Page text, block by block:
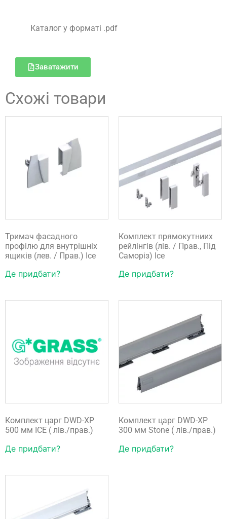
Каталог у форматі .pdf
Заватажити
Схожі товари
Тримач фасадного
профілю для внутрішніх
ящиків (лев. / Прав.) Ice
Де придбати?
Комплект прямокутниих
рейлінгів (лів. / Прав., Під
Саморіз) Ice
Де придбати?
Комплект царг DWD-XP
500 мм ICE ( лів./прав.)
Де придбати?
Комплект царг DWD-XP
300 мм Stone ( лів./прав.)
Де придбати?